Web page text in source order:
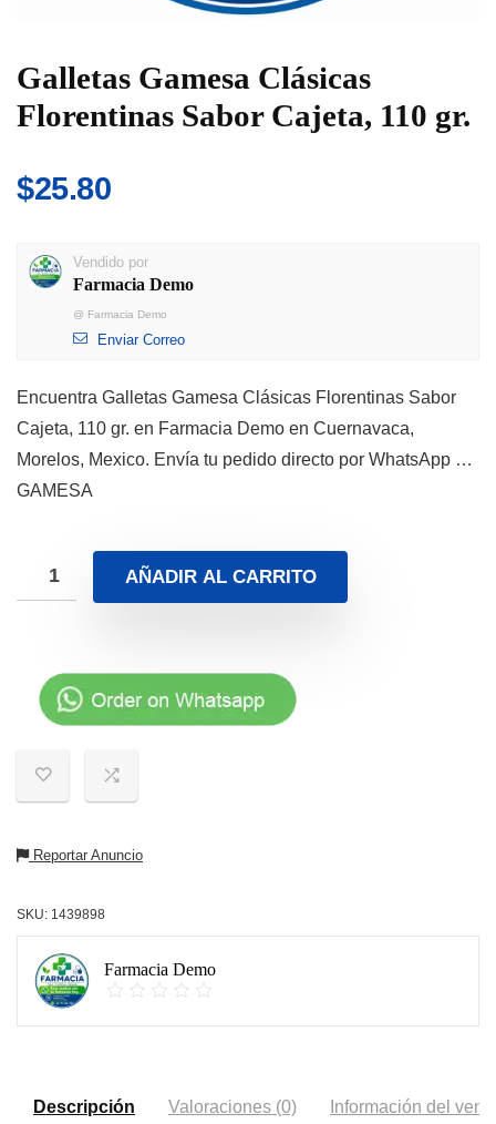
Galletas Gamesa Clásicas
Florentinas Sabor Cajeta, 110 gr.
$25.80
Vendido por
Farmacia Demo
@ Farmacia Demo
Enviar Correo
Encuentra Galletas Gamesa Clásicas Florentinas Sabor
Cajeta, 110 gr. en Farmacia Demo en Cuernavaca,
Morelos, Mexico. Envía tu pedido directo por WhatsApp …
GAMESA
AÑADIR AL CARRITO
Reportar Anuncio
SKU: 1439898
Farmacia Demo
Descripción Valoraciones (0) Información del